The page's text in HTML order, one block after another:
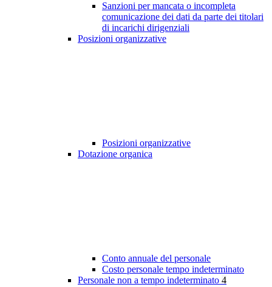
Sanzioni per mancata o incompleta
comunicazione dei dati da parte dei titolari
di incarichi dirigenziali
Posizioni organizzative
Posizioni organizzative
Dotazione organica
Conto annuale del personale
Costo personale tempo indeterminato
Personale non a tempo indeterminato 4